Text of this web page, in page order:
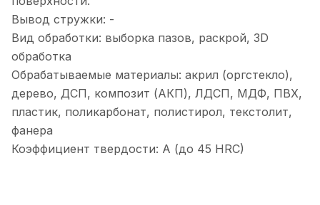
Вывод стружки: -
Вид обработки: выборка пазов, раскрой, 3D
обработка
Обрабатываемые материалы: акрил (оргстекло),
дерево, ДСП, композит (АКП), ЛДСП, МДФ, ПВХ,
пластик, поликарбонат, полистирол, текстолит,
фанера
Коэффициент твердости: A (до 45 HRC)